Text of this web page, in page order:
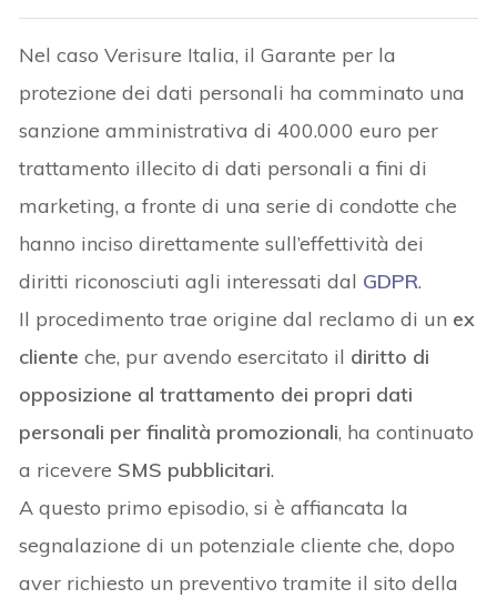
Nel caso Verisure Italia, il Garante per la
protezione dei dati personali ha comminato una
sanzione amministrativa di 400.000 euro per
trattamento illecito di dati personali a fini di
marketing, a fronte di una serie di condotte che
hanno inciso direttamente sull’effettività dei
diritti riconosciuti agli interessati dal GDPR.
Il procedimento trae origine dal reclamo di un ex
cliente che, pur avendo esercitato il diritto di
opposizione al trattamento dei propri dati
personali per finalità promozionali, ha continuato
a ricevere SMS pubblicitari.
A questo primo episodio, si è affiancata la
segnalazione di un potenziale cliente che, dopo
aver richiesto un preventivo tramite il sito della